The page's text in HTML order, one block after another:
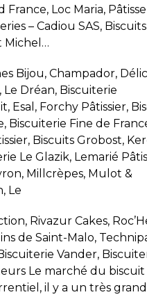
Loc Maria,
– Cadiou SAS, Biscuits
Michel…
Bijou, Champador,
Le Dréan, Biscuiterie
Esal, Forchy Pâtissier,
Biscuiterie Fine de
Biscuits Grobost,
Le Glazik, Lemarié
Millcrèpes, Mulot &
Le
Rivazur Cakes,
de Saint-Malo,
Vander,
Le marché du
il y a un très grand